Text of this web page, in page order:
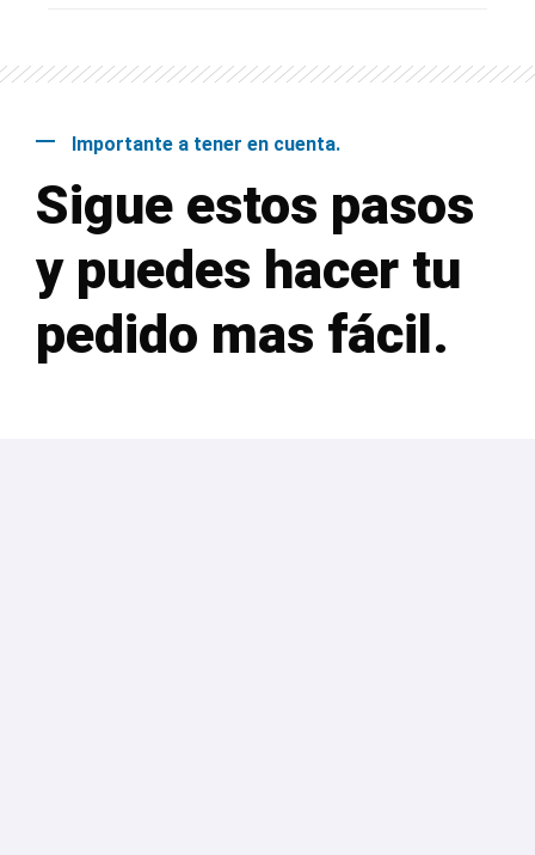
Importante a tener en cuenta.
Sigue estos pasos
y puedes hacer tu
pedido mas fácil.